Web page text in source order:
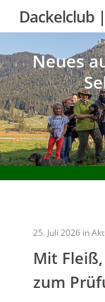
Dackelclub
Neues
25. Juli 2026in
Mit
zum